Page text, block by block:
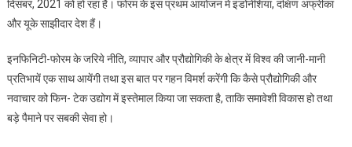
दिसंबर, 2021 को हो रहा है। फोरम के इस प्रथम आयोजन में इंडोनेशिया, दक्षिण अफ्रीका
और यूके साझीदार देश हैं।
इनफिनिटी-फोरम के जरिये नीति, व्यापार और प्रौद्योगिकी के क्षेत्र में विश्व की जानी-मानी
प्रतिभायें एक साथ आयेंगी तथा इस बात पर गहन विमर्श करेंगी कि कैसे प्रौद्योगिकी और
नवाचार को फिन- टेक उद्योग में इस्तेमाल किया जा सकता है, ताकि समावेशी विकास हो तथा
बड़े पैमाने पर सबकी सेवा हो।